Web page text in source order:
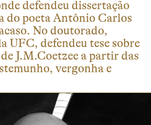
defendeu dissertação
do poeta Antônio Carlos
No doutorado,
UFC, defendeu tese sobre
J.M.Coetzee a partir das
vergonha e